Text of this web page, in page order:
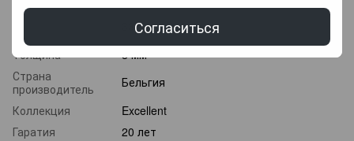
Согласиться
33 класс
Толщина
8 мм
Страна
производитель
Бельгия
Коллекция
Excellent
Гаратия
20 лет